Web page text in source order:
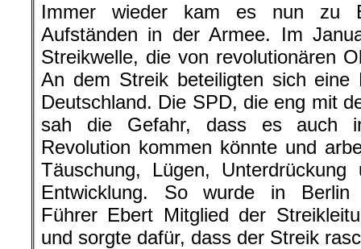
Immer wieder kam es nun zu
Aufständen in der Armee. Im
Streikwelle, die von revolutionären
An dem Streik beteiligten sich eine
Deutschland. Die SPD, die eng mit
sah die Gefahr, dass es auch
Revolution kommen könnte und
Täuschung, Lügen,
Entwicklung. So wurde in Berlin
Führer Ebert Mitglied der
und sorgte dafür, dass der Streik